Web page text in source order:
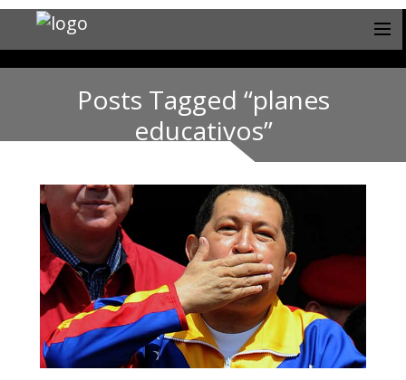
Posts Tagged “planes
educativos”